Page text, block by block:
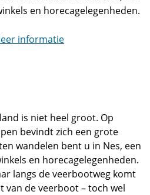
en horecagelegenheden.
informatie
is niet heel groot. Op
bevindt zich een grote
wandelen bent u in Nes, een
en horecagelegenheden.
langs de veerbootweg komt
van de veerboot – toch wel